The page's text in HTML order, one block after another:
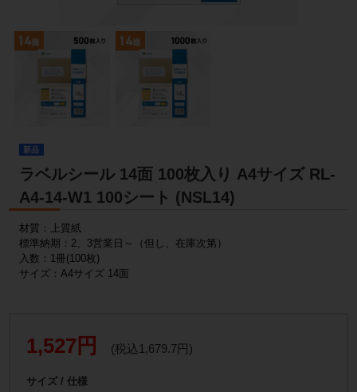
新品
ラベルシール 14面 100枚入り A4サイズ RL-
A4-14-W1 100シート (NSL14)
材質：上質紙
標準納期：2、3営業日～（但し、在庫次第）
入数：1冊(100枚)
サイズ：A4サイズ 14面
1,527円 (税込1,679.7円)
サイズ / 仕様